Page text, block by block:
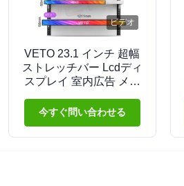
ビデオ
VETO 23.1 インチ 超幅
ストレッチバー Lcdディ
スプレイ 室内広告 メデ
棚端画面
今すぐ問い合わせる